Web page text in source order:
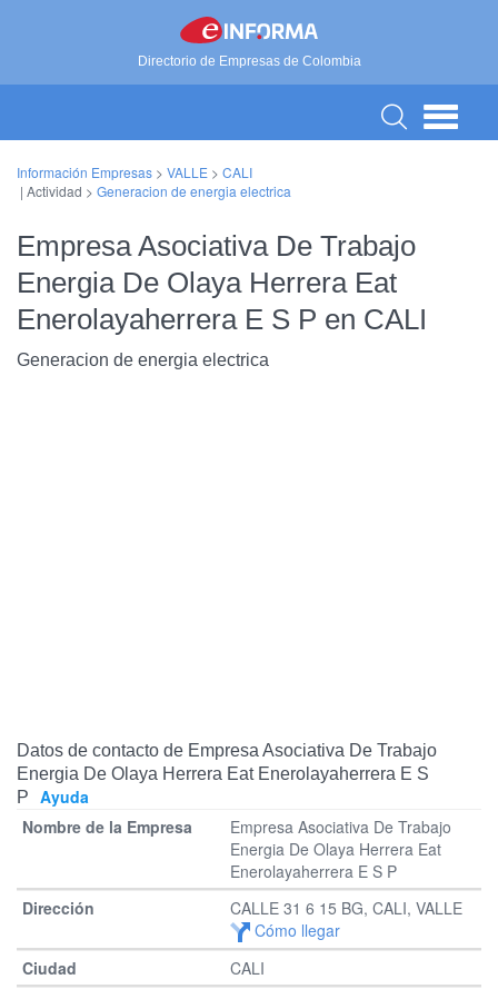
Directorio de Empresas de Colombia
Información Empresas > VALLE > CALI
| Actividad > Generacion de energia electrica
Empresa Asociativa De Trabajo
Energia De Olaya Herrera Eat
Enerolayaherrera E S P en CALI
Generacion de energia electrica
Datos de contacto de Empresa Asociativa De Trabajo
Energia De Olaya Herrera Eat Enerolayaherrera E S
P
Ayuda
Empresa Asociativa De Trabajo
Energia De Olaya Herrera Eat
Enerolayaherrera E S P
CALLE 31 6 15 BG, CALI, VALLE
Cómo llegar
CALI